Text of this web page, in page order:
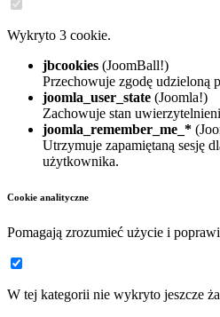
Wykryto 3 cookie.
jbcookies (JoomBall!)
Przechowuje zgodę udzieloną
joomla_user_state (Joomla!)
Zachowuje stan
joomla_remember_me_*
Utrzymuje zapamiętaną sesję
użytkownika.
Cookie analityczne
Pomagają zrozumieć użycie i
W tej kategorii nie wykryto jeszcze